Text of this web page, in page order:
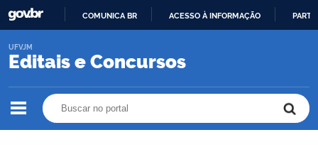
O
COMUNICA BR ACESSO À INFORMAÇÃO
Editais e Concursos
UFVJM